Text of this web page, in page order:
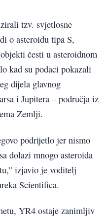
tzv. svjetlosne
o asteroidu tipa S,
česti u asteroidnom
kad su podaci pokazali
dijela glavnog
i Jupitera – područja iz
Zemlji.
podrijetlo jer nismo
dolazi mnogo asteroida
izjavio je voditelj
Scientifica.
YR4 ostaje zanimljiv